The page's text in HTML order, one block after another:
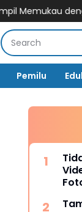
dengan
Pemilu